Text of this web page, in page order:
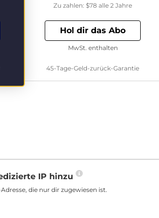
Zu zahlen:$78 alle 2 Jahre
Hol dir das Abo
45-Tage-Geld-zurück-Garantie
MwSt. enthalten
IP hinzu
die nur dir zugewiesen ist.